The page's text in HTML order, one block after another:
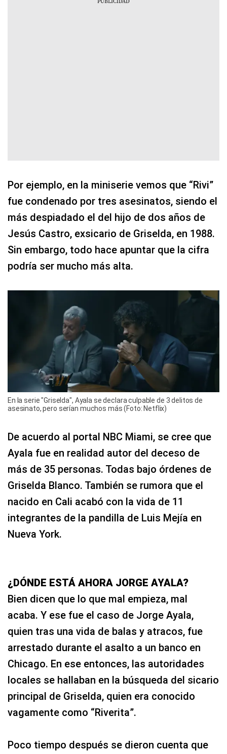
Por ejemplo, en la miniserie vemos que “Rivi”
fue condenado por tres asesinatos, siendo el
más despiadado el del hijo de dos años de
Jesús Castro, exsicario de Griselda, en 1988.
Sin embargo, todo hace apuntar que la cifra
podría ser mucho más alta.
En la serie "Griselda", Ayala se declara culpable de 3 delitos de
asesinato, pero serían muchos más (Foto: Netflix)
De acuerdo al portal NBC Miami, se cree que
Ayala fue en realidad autor del deceso de
más de 35 personas. Todas bajo órdenes de
Griselda Blanco. También se rumora que el
nacido en Cali acabó con la vida de 11
integrantes de la pandilla de Luis Mejía en
Nueva York.
¿DÓNDE ESTÁ AHORA JORGE AYALA?
Bien dicen que lo que mal empieza, mal
acaba. Y ese fue el caso de Jorge Ayala,
quien tras una vida de balas y atracos, fue
arrestado durante el asalto a un banco en
Chicago. En ese entonces, las autoridades
locales se hallaban en la búsqueda del sicario
principal de Griselda, quien era conocido
vagamente como “Riverita”.
Poco tiempo después se dieron cuenta que